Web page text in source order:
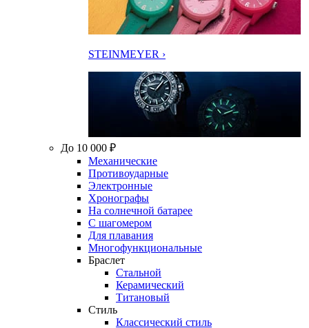
STEINMEYER ›
До 10 000 ₽
Механические
Противоударные
Электронные
Хронографы
На солнечной батарее
С шагомером
Для плавания
Многофункциональные
Браслет
Стальной
Керамический
Титановый
Стиль
Классический стиль